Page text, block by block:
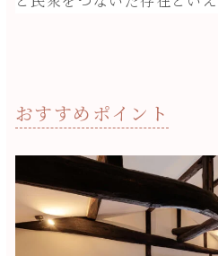
おすすめポイント